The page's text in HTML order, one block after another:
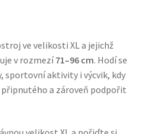
ve velikosti XL a jejichž
v rozmezí71–96 cm. Hodí se
sportovní aktivity i výcvik, kdy
a zároveň podpořit